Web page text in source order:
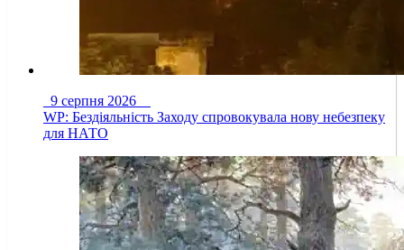
9 серпня 2026
WP: Бездіяльність Заходу спровокувала нову небезпеку
для НАТО